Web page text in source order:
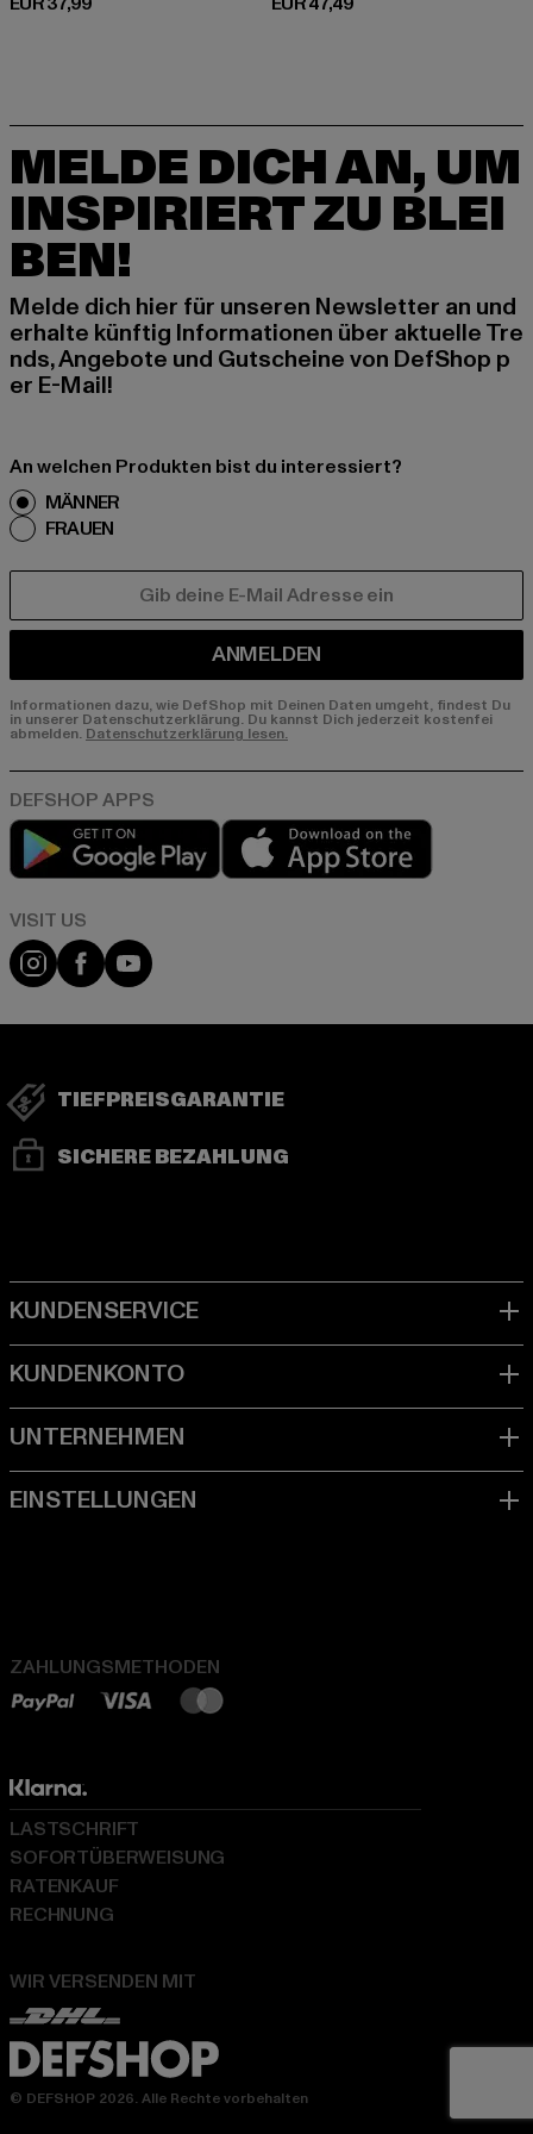
MELDE DICH AN, UM
INSPIRIERT ZU BLEI
BEN!
Melde dich hier für unseren Newsletter an und
erhalte künftig Informationen über aktuelle Tre
nds, Angebote und Gutscheine von DefShop p
er E-Mail!
An welchen Produkten bist du interessiert?
MÄNNER
FRAUEN
ANMELDEN
Informationen dazu, wie DefShop mit Deinen Daten umgeht, findest Du
in unserer Datenschutzerklärung. Du kannst Dich jederzeit kostenfei
abmelden. Datenschutzerklärung lesen.
Play market
Visit our Instagram page:
Visit our Facebook page:
Visit our YouTube channel:
TIEFPREISGARANTIE
SICHERE BEZAHLUNG
ZAHLUNGSMETHODEN
WIR VERSENDEN MIT
LASTSCHRIFT
SOFORTÜBERWEISUNG
RATENKAUF
RECHNUNG
© DEFSHOP 2026. Alle Rechte vorbehalten